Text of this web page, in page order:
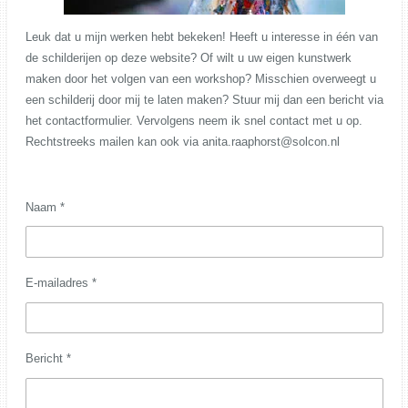
Leuk dat u mijn werken hebt bekeken! Heeft u interesse in één van
de schilderijen op deze website? Of wilt u uw eigen kunstwerk
maken door het volgen van een workshop? Misschien overweegt u
een schilderij door mij te laten maken? Stuur mij dan een bericht via
het contactformulier. Vervolgens neem ik snel contact met u op.
Rechtstreeks mailen kan ook via anita.raaphorst@solcon.nl
Naam *
E-mailadres *
Bericht *